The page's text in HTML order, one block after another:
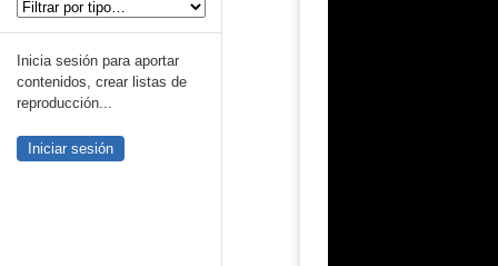
Inicia sesión para aportar
contenidos, crear listas de
reproducción...
Iniciar sesión